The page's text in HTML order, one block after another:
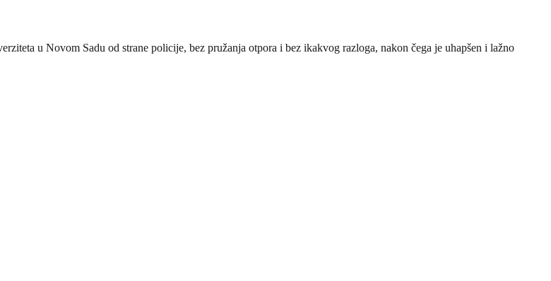
u Novom Sadu od strane policije, bez pružanja otpora i bez ikakvog razloga, nakon čega je uhapšen i lažno